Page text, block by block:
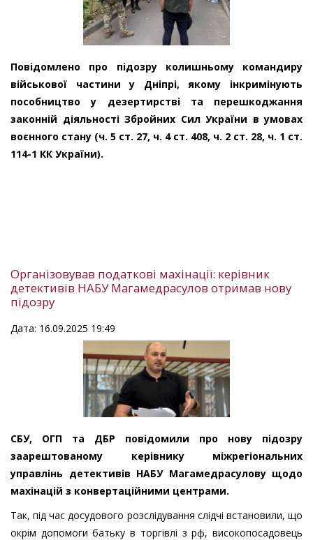
Повідомлено про підозру колишньому командиру
військової частини у Дніпрі, якому інкримінують
пособництво у дезертирстві та перешкоджання
законній діяльності Збройних Сил України в умовах
воєнного стану (ч. 5 ст. 27, ч. 4 ст. 408, ч. 2 ст. 28, ч. 1 ст.
114-1 КК України).
Організовував податкові махінації: керівник
детективів НАБУ Магамедрасулов отримав нову
підозру
Дата: 16.09.2025 19:49
СБУ, ОГП та ДБР повідомили про нову підозру
заарештованому керівнику міжрегіональних
управлінь детективів НАБУ Магамедрасулову щодо
махінацій з конвертаційними центрами.
Так, під час досудового розслідування слідчі встановили, що
окрім допомоги батьку в торгівлі з рф, високопосадовець